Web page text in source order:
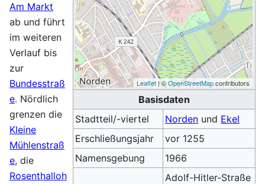
Leaflet | ©OpenStreetMapcontributors
Basisdaten
Stadtteil/-viertel
Norden und Ekel
Erschließungsjahr
vor 1255
Namensgebung
1966
Adolf-Hitler-Straße
Am Markt
ab und führt
im weiteren
Verlauf bis
zur
Bundesstraß
e. Nördlich
grenzen die
Kleine
Mühlenstraß
e, die
Rosenthalloh